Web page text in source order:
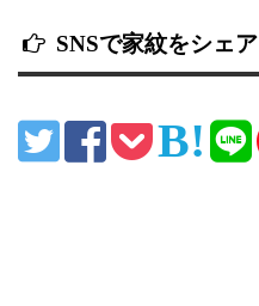
SNSで家紋をシェア